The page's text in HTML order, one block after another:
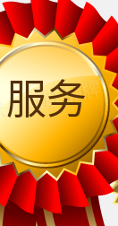
服务